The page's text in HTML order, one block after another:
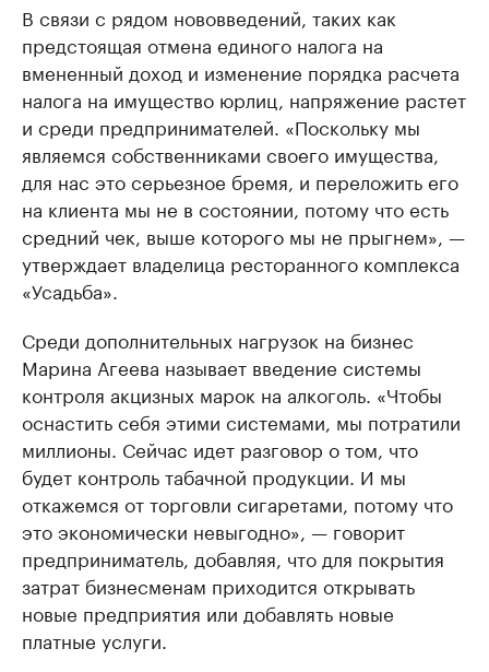
В связи с рядом нововведений, таких как
предстоящая отмена единого налога на
вмененный доход и изменение порядка расчета
налога на имущество юрлиц, напряжение растет
и среди предпринимателей. «Поскольку мы
являемся собственниками своего имущества,
для нас это серьезное бремя, и переложить его
на клиента мы не в состоянии, потому что есть
средний чек, выше которого мы не прыгнем», —
утверждает владелица ресторанного комплекса
«Усадьба».
Среди дополнительных нагрузок на бизнес
Марина Агеева называет введение системы
контроля акцизных марок на алкоголь. «Чтобы
оснастить себя этими системами, мы потратили
миллионы. Сейчас идет разговор о том, что
будет контроль табачной продукции. И мы
откажемся от торговли сигаретами, потому что
это экономически невыгодно», — говорит
предприниматель, добавляя, что для покрытия
затрат бизнесменам приходится открывать
новые предприятия или добавлять новые
платные услуги.